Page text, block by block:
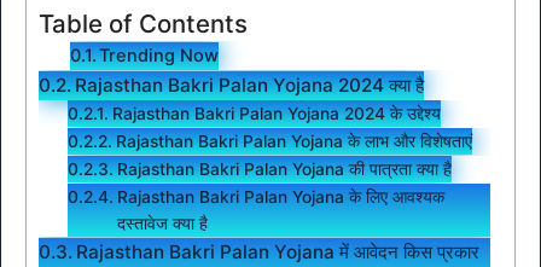
Table of Contents
Trending Now
Rajasthan Bakri Palan Yojana 2024 क्या है
Rajasthan Bakri Palan Yojana 2024 के उद्देश्य
Rajasthan Bakri Palan Yojana के लाभ और विशेषताएं
Rajasthan Bakri Palan Yojana की पात्रता क्या है
Rajasthan Bakri Palan Yojana के लिए आवश्यक
दस्तावेज क्या है
Rajasthan Bakri Palan Yojana में आवेदन किस प्रकार